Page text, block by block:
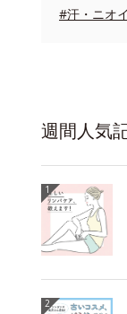
#汗・ニオ
週間人気